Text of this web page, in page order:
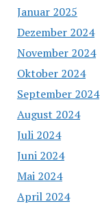
Januar 2025
Dezember 2024
November 2024
Oktober 2024
September 2024
August 2024
Juli 2024
Juni 2024
Mai 2024
April 2024